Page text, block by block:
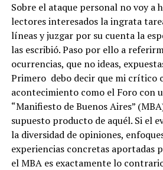
Sobre el ataque personal no voy a
lectores interesados la ingrata
líneas y juzgar por su cuenta la
las escribió. Paso por ello a
ocurrencias, que no ideas,
Primero debo decir que mi crítico
acontecimiento como el Foro con
“Manifiesto de Buenos Aires”
supuesto producto de aquél. Si el
la diversidad de opiniones,
experiencias concretas aportadas
el MBA es exactamente lo